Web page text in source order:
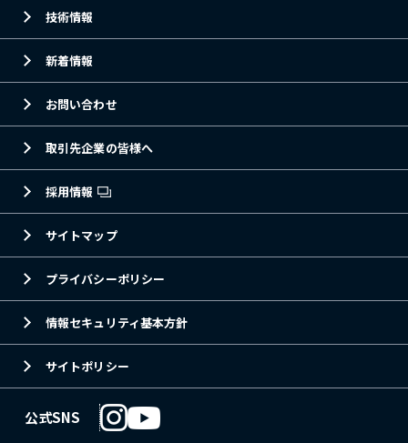
技術情報
新着情報
お問い合わせ
取引先企業の皆様へ
採用情報
サイトマップ
プライバシーポリシー
情報セキュリティ基本方針
サイトポリシー
公式SNS